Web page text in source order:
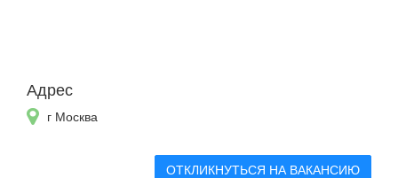
Адрес
г Москва
ОТКЛИКНУТЬСЯ НА ВАКАНСИЮ